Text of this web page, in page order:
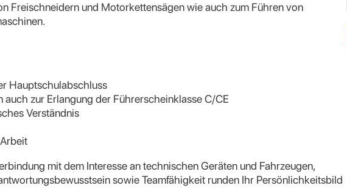
Freischneidern und Motorkettensägen wie auch zum Führen von
Hauptschulabschluss
zur Erlangung der Führerscheinklasse C/CE
Verständnis
mit dem Interesse an technischen Geräten und Fahrzeugen,
sowie Teamfähigkeit runden Ihr Persönlichkeitsbild